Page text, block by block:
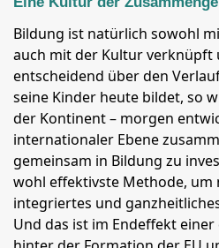
Bildung ist natürlich sowohl
auch mit der Kultur verknüpft
entscheidend über den
seine Kinder heute bildet, so
der Kontinent – morgen
internationaler Ebene
gemeinsam in Bildung zu
wohl effektivste Methode, um
integriertes und
Und das ist im Endeffekt